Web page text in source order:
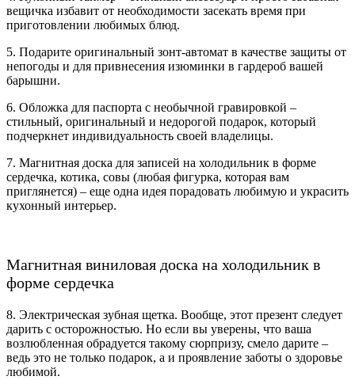
вещичка избавит от необходимости засекать время при
приготовлении любимых блюд.
5. Подарите оригинальный зонт-автомат в качестве защиты от
непогоды и для привнесения изюминки в гардероб вашей
барышни.
6. Обложка для паспорта с необычной гравировкой –
стильный, оригинальный и недорогой подарок, который
подчеркнет индивидуальность своей владелицы.
7. Магнитная доска для записей на холодильник в форме
сердечка, котика, совы (любая фигурка, которая вам
приглянется) – еще одна идея порадовать любимую и украсить
кухонный интерьер.
Магнитная виниловая доска на холодильник в
форме сердечка
8. Электрическая зубная щетка. Вообще, этот презент следует
дарить с осторожностью. Но если вы уверены, что ваша
возлюбленная обрадуется такому сюрпризу, смело дарите –
ведь это не только подарок, а и проявление заботы о здоровье
любимой.